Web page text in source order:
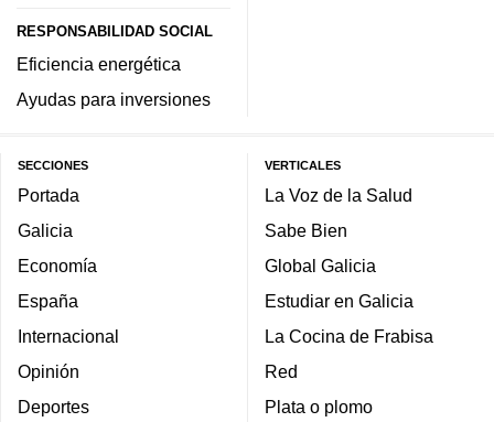
RESPONSABILIDAD SOCIAL
Eficiencia energética
Ayudas para inversiones
SECCIONES
Portada
Galicia
Economía
España
Internacional
Opinión
Deportes
VERTICALES
La Voz de la Salud
Sabe Bien
Global Galicia
Estudiar en Galicia
La Cocina de Frabisa
Red
Plata o plomo